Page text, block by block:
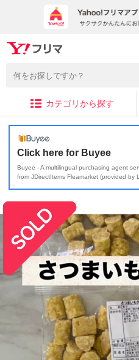
カテゴリから探す
Click here for Buyee
Buyee - A multilingual purchasing agent
from JDirectItems Fleamarket (provided by